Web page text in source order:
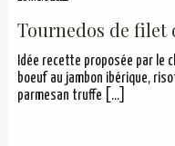
Tournedos de filet
Idée recette proposée par le
boeuf au jambon ibérique,
parmesan truffe […]